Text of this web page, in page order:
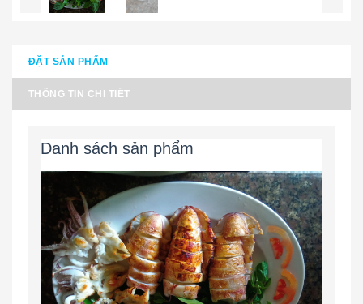
ĐẶT SẢN PHẨM
THÔNG TIN CHI TIẾT
Danh sách sản phẩm